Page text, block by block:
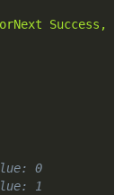
Success,
0
1